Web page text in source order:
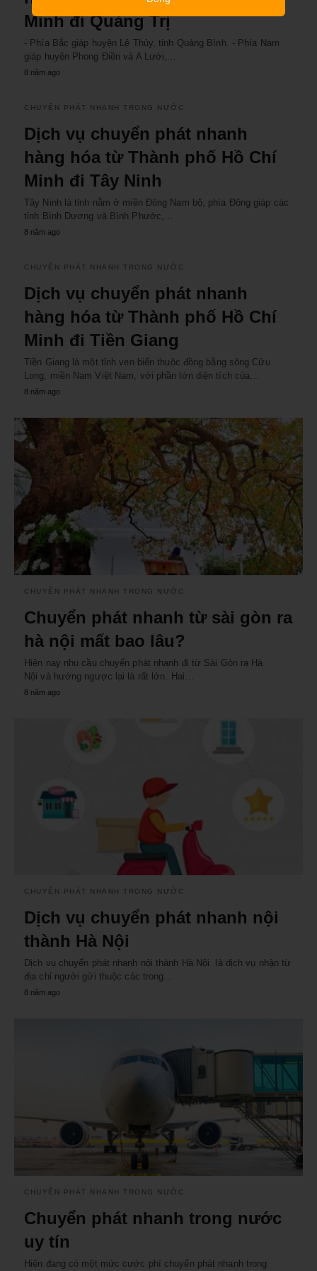
Minh đi Quảng Trị
- Phía Bắc giáp huyện Lệ Thủy, tỉnh Quảng Bình. - Phía Nam
giáp huyện Phong Điền và A Lưới,…
8 năm ago
CHUYỂN PHÁT NHANH TRONG NƯỚC
Dịch vụ chuyển phát nhanh
hàng hóa từ Thành phố Hồ Chí
Minh đi Tây Ninh
Tây Ninh là tỉnh nằm ở miền Đông Nam bộ, phía Đông giáp các
tỉnh Bình Dương và Bình Phước,…
8 năm ago
CHUYỂN PHÁT NHANH TRONG NƯỚC
Dịch vụ chuyển phát nhanh
hàng hóa từ Thành phố Hồ Chí
Minh đi Tiền Giang
Tiền Giang là một tỉnh ven biển thuộc đồng bằng sông Cửu
Long, miền Nam Việt Nam, với phần lớn diện tích của…
8 năm ago
CHUYỂN PHÁT NHANH TRONG NƯỚC
Chuyển phát nhanh từ sài gòn ra
hà nội mất bao lâu?
Hiện nay nhu cầu chuyển phát nhanh đi từ Sài Gòn ra Hà
Nội và hướng ngược lại là rất lớn. Hai…
8 năm ago
CHUYỂN PHÁT NHANH TRONG NƯỚC
Dịch vụ chuyển phát nhanh nội
thành Hà Nội
Dịch vụ chuyển phát nhanh nội thành Hà Nội là dịch vụ nhận từ
địa chỉ người gửi thuộc các trong…
8 năm ago
CHUYỂN PHÁT NHANH TRONG NƯỚC
Chuyển phát nhanh trong nước
uy tín
Hiện đang có một mức cước phí chuyển phát nhanh trong